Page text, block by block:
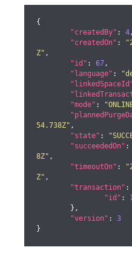
{
"createdBy" : 4,
"createdOn" :
Z" ,
"id" : 67,
"language" :
"mode" :
54.738Z" ,
"state" :
"succeededOn" :
8Z" ,
"timeoutOn" :
Z" ,
"transaction" :
"id" :
"version" : 3
}